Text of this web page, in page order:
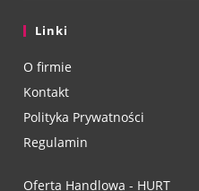
Linki
O firmie
Kontakt
Polityka Prywatności
Regulamin
Oferta Handlowa - HURT